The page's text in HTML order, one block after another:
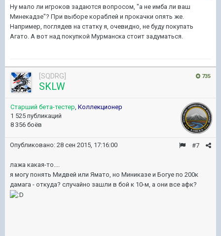
Ну мало ли игроков задаются вопросом, "а не имба ли ваш
Минекадзе"? При выборе кораблей и прокачки опять же.
Например, поглядев на статку я, очевидно, не буду покупать
Агато. А вот над покупкой Мурманска стоит задуматься.
735
[SQDRG]
SKLW
Старший бета-тестер, Коллекционер
1 525 публикаций
8 356 боёв
#7
Опубликовано: 28 сен 2015, 17:16:00
лажа какая-то....
я могу понять Мидвей или Ямато, но Миниказе и Богуе по 200к
дамага - откуда? случайно зашли в бой к 10-м, а они все афк?